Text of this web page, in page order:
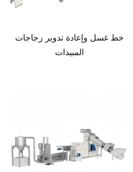
خط غسل وإعادة تدوير زجاجات
المبيدات